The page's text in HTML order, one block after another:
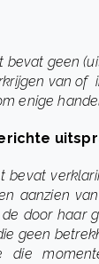
bevat geen
van of
enige
bevat
aanzien
door haar
geen
die